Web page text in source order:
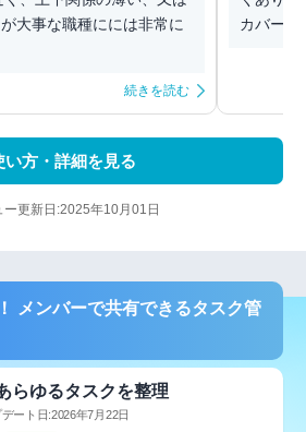
大事な職種にには非常に
続きを読む
カバーさ
い方・詳細を見る
ー更新日:2025年10月01日
メンバーで共有できるタスク管
らゆるタスクを整理
ート日:2026年7月22日